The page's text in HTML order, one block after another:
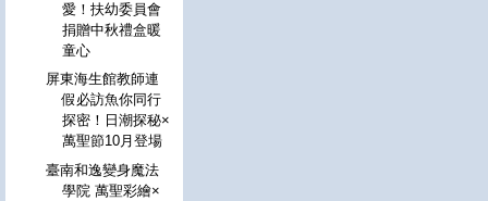
愛！扶幼委員會
捐贈中秋禮盒暖
童心
屏東海生館教師連
假必訪魚你同行
探密！日潮探秘×
萬聖節10月登場
臺南和逸變身魔法
學院 萬聖彩繪×